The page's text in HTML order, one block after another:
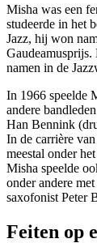
Misha was een
studeerde in het
Jazz, hij won
namen in de
In 1966 speelde
andere
Han Bennink
In de carrière
meestal onder
Misha speelde
onder andere
saxofonist Peter
Feiten op